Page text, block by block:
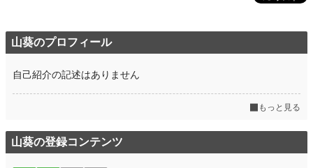
週間ポイント 5,989 pt (1,727 位)
月間ポイント 35,634 pt (1,283 位)
山葵のプロフィール
自己紹介の記述はありません
もっと見る
山葵の登録コンテンツ